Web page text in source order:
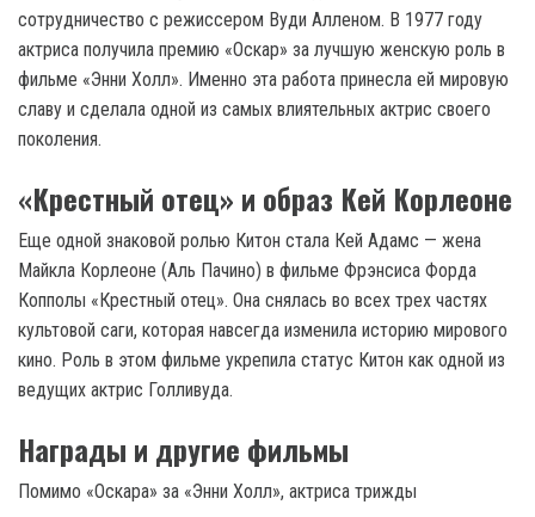
сотрудничество с режиссером Вуди Алленом. В 1977 году
актриса получила премию «Оскар» за лучшую женскую роль в
фильме «Энни Холл». Именно эта работа принесла ей мировую
славу и сделала одной из самых влиятельных актрис своего
поколения.
«Крестный отец» и образ Кей Корлеоне
Еще одной знаковой ролью Китон стала Кей Адамс — жена
Майкла Корлеоне (Аль Пачино) в фильме Фрэнсиса Форда
Копполы «Крестный отец». Она снялась во всех трех частях
культовой саги, которая навсегда изменила историю мирового
кино. Роль в этом фильме укрепила статус Китон как одной из
ведущих актрис Голливуда.
Награды и другие фильмы
Помимо «Оскара» за «Энни Холл», актриса трижды